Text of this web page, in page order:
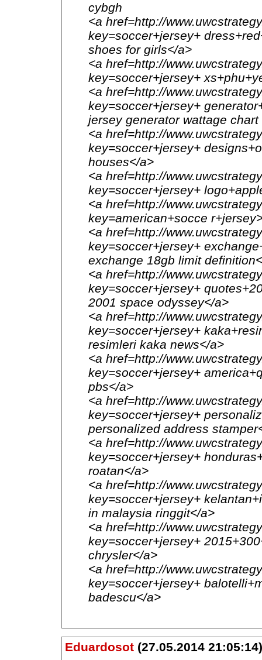
cybgh
<a href=http://
key=soccer+jersey+
shoes for girls</a>
<a href=http://
key=soccer+jersey+
<a href=http://
key=soccer+jersey+
jersey generator wattage
<a href=http://
key=soccer+jersey+
houses</a>
<a href=http://
key=soccer+jersey+
<a href=http://
key=american+socce
<a href=http://
key=soccer+jersey+
exchange 18gb limit
<a href=http://
key=soccer+jersey+
2001 space odyssey</a>
<a href=http://
key=soccer+jersey+
resimleri kaka news</a>
<a href=http://
key=soccer+jersey+
pbs</a>
<a href=http://
key=soccer+jersey+
personalized address
<a href=http://
key=soccer+jersey+
roatan</a>
<a href=http://
key=soccer+jersey+
in malaysia ringgit</a>
<a href=http://
key=soccer+jersey+
chrysler</a>
<a href=http://
key=soccer+jersey+
badescu</a>
Eduardosot (27.05.2014 21:05:14)